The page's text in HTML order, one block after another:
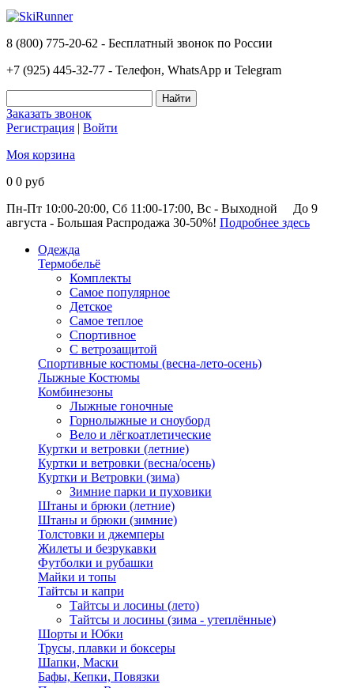
8 (800) 775-20-62 - Бесплатный звонок по России
+7 (925) 445-32-77 - Телефон, WhatsApp и Telegram
Заказать звонок
Регистрация | Войти
Моя корзина
0 0 руб
Пн-Пт 10:00-20:00, Сб 11:00-17:00, Вс - Выходной
До 9
августа - Большая Распродажа 30-50%! Подробнее здесь
Одежда
Термобельё
Комплекты
Самое популярное
Детское
Самое теплое
Спортивное
С ветрозащитой
Спортивные костюмы (весна-лето-осень)
Лыжные Костюмы
Комбинезоны
Лыжные гоночные
Горнолыжные и сноуборд
Вело и лёгкоатлетические
Куртки и ветровки (летние)
Куртки и ветровки (весна/осень)
Куртки и Ветровки (зима)
Зимние парки и пуховики
Штаны и брюки (летние)
Штаны и брюки (зимние)
Толстовки и джемперы
Жилеты и безрукавки
Футболки и рубашки
Майки и топы
Тайтсы и капри
Тайтсы и лосины (лето)
Тайтсы и лосины (зима - утеплённые)
Шорты и Юбки
Трусы, плавки и боксеры
Шапки, Маски
Бафы, Кепки, Повязки